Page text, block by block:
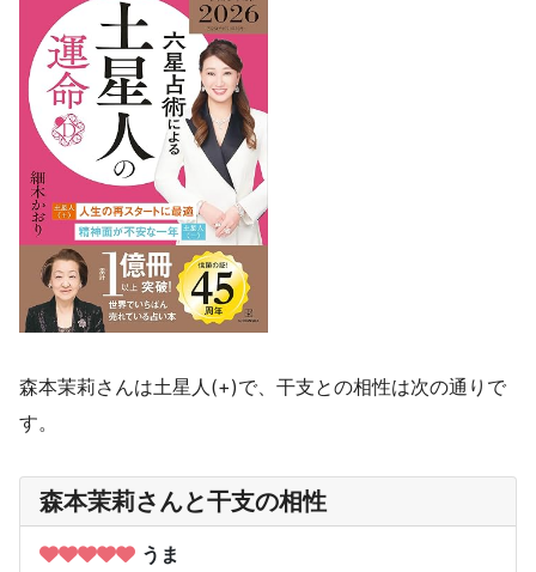
森本茉莉さんは土星人(+)で、干支との相性は次の通りで
す。
森本茉莉さんと干支の相性
うま